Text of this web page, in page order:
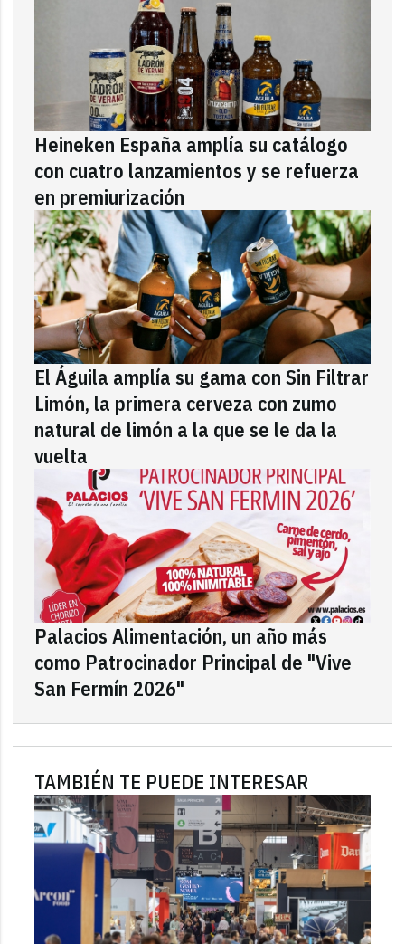
Heineken España amplía su catálogo
con cuatro lanzamientos y se refuerza
en premiurización
El Águila amplía su gama con Sin Filtrar
Limón, la primera cerveza con zumo
natural de limón a la que se le da la
vuelta
Palacios Alimentación, un año más
como Patrocinador Principal de "Vive
San Fermín 2026"
TAMBIÉN TE PUEDE INTERESAR